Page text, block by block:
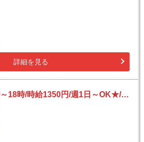
詳細を見る
【お昼から】12時～18時/時給1350円/週1日～OK★/残業ほぼなし♪/未経験OK！/端末入力・商品の仕分け等